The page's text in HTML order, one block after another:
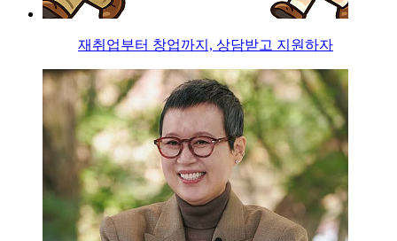
재취업부터 창업까지, 상담받고 지원하자